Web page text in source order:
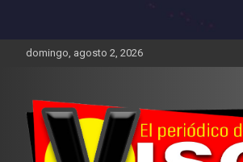
domingo, agosto 2, 2026